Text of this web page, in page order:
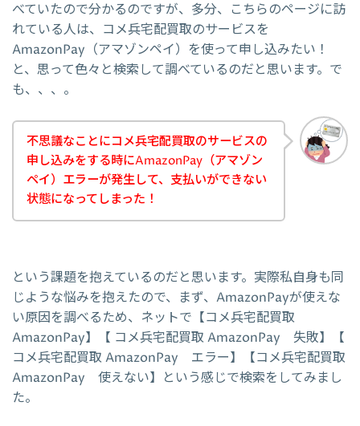
べていたので分かるのですが、多分、こちらのページに訪
れている人は、コメ兵宅配買取のサービスを
AmazonPay（アマゾンペイ）を使って申し込みたい！
と、思って色々と検索して調べているのだと思います。で
も、、、。
不思議なことにコメ兵宅配買取のサービスの
申し込みをする時にAmazonPay（アマゾン
ペイ）エラーが発生して、支払いができない
状態になってしまった！
という課題を抱えているのだと思います。実際私自身も同
じような悩みを抱えたので、まず、AmazonPayが使えな
い原因を調べるため、ネットで【コメ兵宅配買取
AmazonPay】【 コメ兵宅配買取 AmazonPay 失敗】【
コメ兵宅配買取 AmazonPay エラー】【コメ兵宅配買取
AmazonPay 使えない】という感じで検索をしてみまし
た。